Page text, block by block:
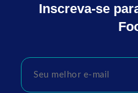
Inscreva-se